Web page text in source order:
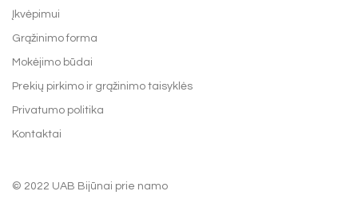
Įkvėpimui
Grąžinimo forma
Mokėjimo būdai
Prekių pirkimo ir grąžinimo taisyklės
Privatumo politika
Kontaktai
© 2022 UAB Bijūnai prie namo